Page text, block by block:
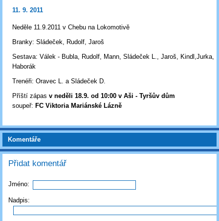
11. 9. 2011
Neděle 11.9.2011 v Chebu na Lokomotivě
Branky: Sládeček, Rudolf, Jaroš
Sestava: Válek - Bubla, Rudolf, Mann, Sládeček L., Jaroš, Kindl,Jurka,
Haborák
Trenéři: Oravec L. a Sládeček D.
Příští zápas v neděli 18.9. od 10:00 v Aši - Tyršův dům
soupeř: FC Viktoria Mariánské Lázně
Komentáře
Přidat komentář
Jméno:
Nadpis: